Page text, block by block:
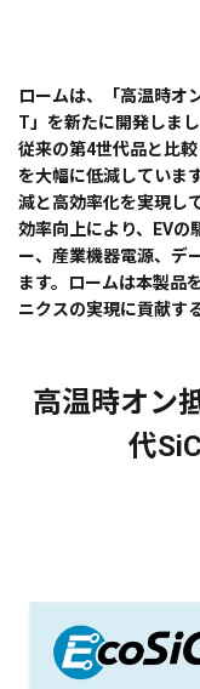
ロームは、「高温時オ
T」を新たに開発しま
従来の第4世代品と比
を大幅に低減していま
減と高効率化を実現し
効率向上により、EVの
ー、産業機器電源、デ
ます。ロームは本製品
ニクスの実現に貢献す
高温時オン
代